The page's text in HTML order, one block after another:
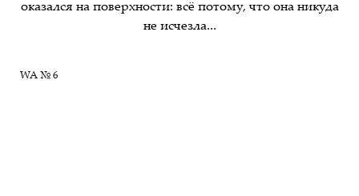
оказался на поверхности: всё потому, что она никуда
не исчезла...
WA № 6